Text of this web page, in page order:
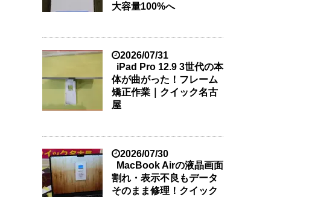
大容量100%へ
2026/07/31
iPad Pro 12.9 3世代の本
体が曲がった！フレーム
矯正作業｜クイック名古
屋
2026/07/30
MacBook Airの液晶画面
割れ・表示不良もデータ
そのまま修理！クイック